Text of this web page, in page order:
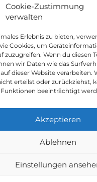
Cookie-Zustimmung
verwalten
Erlebnis zu bieten,
Cookies, um
zuzugreifen. Wenn du diesen
wir Daten wie das
dieser Website verarbeiten.
erteilst oder zurückziehst,
beeinträchtigt
Akzeptieren
Ablehnen
Einstellungen
8 38262788
5190319
AGBs